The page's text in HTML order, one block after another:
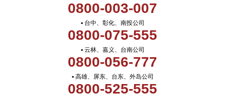
0800-003-007
▪ 台中、彰化、南投公司
0800-075-555
▪ 云林、嘉义、台南公司
0800-056-777
▪ 高雄、屏东、台东、外岛公司
0800-525-555